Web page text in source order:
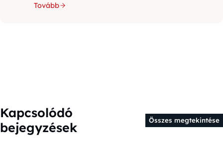
Tovább
Kapcsolódó
bejegyzések
Összes megtekintése